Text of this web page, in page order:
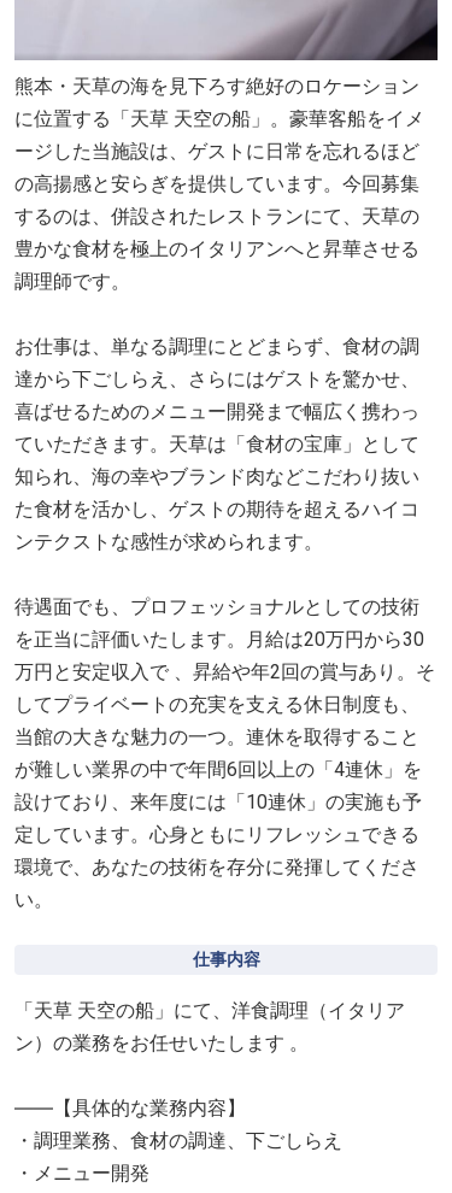
熊本・天草の海を見下ろす絶好のロケーション
に位置する「天草 天空の船」。豪華客船をイメ
ージした当施設は、ゲストに日常を忘れるほど
の高揚感と安らぎを提供しています。今回募集
するのは、併設されたレストランにて、天草の
豊かな食材を極上のイタリアンへと昇華させる
調理師です。
お仕事は、単なる調理にとどまらず、食材の調
達から下ごしらえ、さらにはゲストを驚かせ、
喜ばせるためのメニュー開発まで幅広く携わっ
ていただきます。天草は「食材の宝庫」として
知られ、海の幸やブランド肉などこだわり抜い
た食材を活かし、ゲストの期待を超えるハイコ
ンテクストな感性が求められます。
待遇面でも、プロフェッショナルとしての技術
を正当に評価いたします。月給は20万円から30
万円と安定収入で 、昇給や年2回の賞与あり。そ
してプライベートの充実を支える休日制度も、
当館の大きな魅力の一つ。連休を取得すること
が難しい業界の中で年間6回以上の「4連休」を
設けており、来年度には「10連休」の実施も予
定しています。心身ともにリフレッシュできる
環境で、あなたの技術を存分に発揮してくださ
い。
仕事内容
「天草 天空の船」にて、洋食調理（イタリア
ン）の業務をお任せいたします 。
――【具体的な業務内容】
・調理業務、食材の調達、下ごしらえ
・メニュー開発